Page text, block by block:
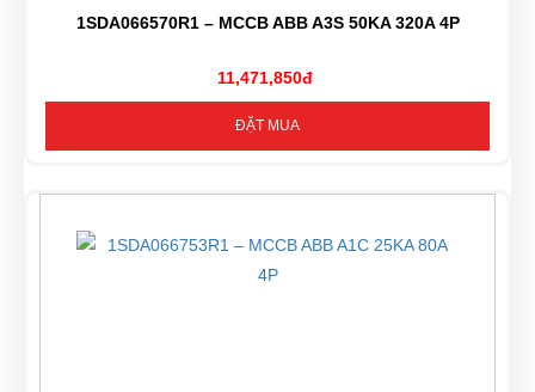
1SDA066570R1 – MCCB ABB A3S 50KA 320A 4P
11,471,850đ
ĐẶT MUA